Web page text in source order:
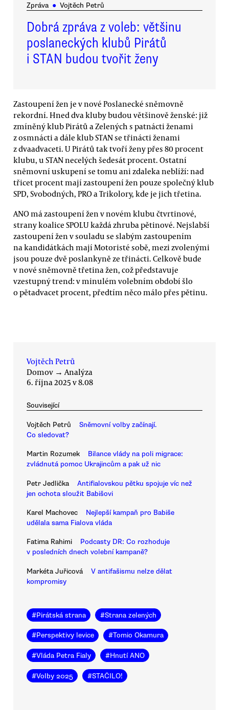
Zpráva ● Vojtěch Petrů
Dobrá zpráva z voleb: většinu
poslaneckých klubů Pirátů
i STAN budou tvořit ženy
Zastoupení žen je v nové Poslanecké sněmovně
rekordní. Hned dva kluby budou většinově ženské: již
zmíněný klub Pirátů a Zelených s patnácti ženami
z osmnácti a dále klub STAN se třinácti ženami
z dvaadvaceti. U Pirátů tak tvoří ženy přes 80 procent
klubu, u STAN necelých šedesát procent. Ostatní
sněmovní uskupení se tomu ani zdaleka neblíží: nad
třicet procent mají zastoupení žen pouze společný klub
SPD, Svobodných, PRO a Trikolory, kde je jich třetina.
ANO má zastoupení žen v novém klubu čtvrtinové,
strany koalice SPOLU každá zhruba pětinové. Nejslabší
zastoupení žen v souladu se slabým zastoupením
na kandidátkách mají Motoristé sobě, mezi zvolenými
jsou pouze dvě poslankyně ze třinácti. Celkově bude
v nové sněmovně třetina žen, což představuje
vzestupný trend: v minulém volebním období šlo
o pětadvacet procent, předtím něco málo přes pětinu.
Vojtěch Petrů
Domov → Analýza
6. října 2025 v 8.08
Související
Vojtěch Petrů
Sněmovní volby začínají.
Co sledovat?
Martin Rozumek
Bilance vlády na poli migrace:
zvládnutá pomoc Ukrajincům a pak už nic
Petr Jedlička
Antifialovskou pětku spojuje víc než
jen ochota sloužit Babišovi
Karel Machovec
Nejlepší kampaň pro Babiše
udělala sama Fialova vláda
Fatima Rahimi
Podcasty DR: Co rozhoduje
v posledních dnech volební kampaně?
Markéta Juřicová
V antifašismu nelze dělat
kompromisy
#Pirátská strana #Strana zelených
#Perspektivy levice #Tomio Okamura
#Vláda Petra Fialy #Hnutí ANO
#Volby 2025 #STAČILO!